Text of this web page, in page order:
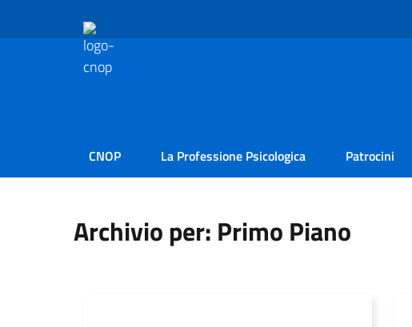
CNOP La Professione Psicologica Patrocini
Archivio per: Primo Piano